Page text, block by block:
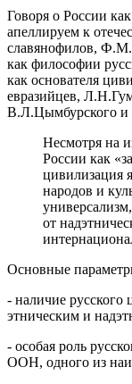
Говоря о России
апеллируем к
славянофилов, Ф.М.
как философии
как основателя
евразийцев,
В.Л.Цымбурского и
Несмотря на
России как
цивилизация
народов и
от
Основные
- наличие русского
этническим и
- особая роль
ООН, одного из